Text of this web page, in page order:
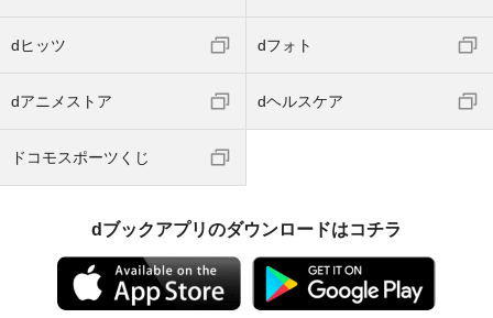
dヒッツ dフォト
dアニメストア dヘルスケア
ドコモスポーツくじ
dブックアプリのダウンロードはコチラ